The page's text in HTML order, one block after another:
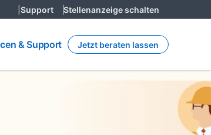
Support Stellenanzeige schalten
& Support Jetzt beraten lassen